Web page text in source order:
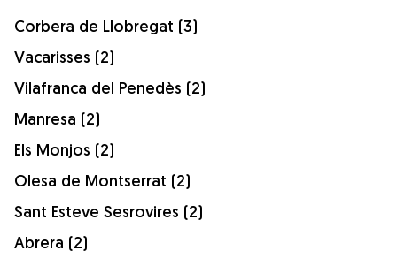
Corbera de Llobregat (3)
Vacarisses (2)
Vilafranca del Penedès (2)
Manresa (2)
Els Monjos (2)
Olesa de Montserrat (2)
Sant Esteve Sesrovires (2)
Abrera (2)